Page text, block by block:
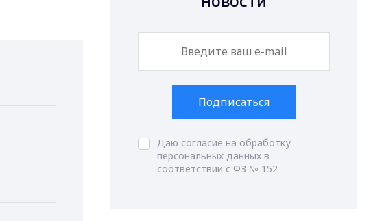
Подписаться
Даю согласие на обработку
персональных данных в
соответствии с ФЗ № 152